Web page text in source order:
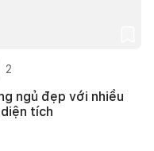
2
ngủ đẹp với nhiều
tích